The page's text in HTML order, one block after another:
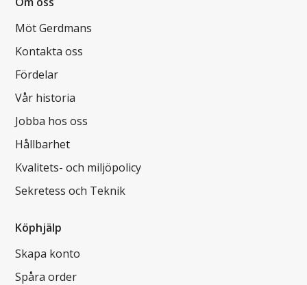
Möt Gerdmans
Kontakta oss
Fördelar
Vår historia
Jobba hos oss
Hållbarhet
Kvalitets- och miljöpolicy
Sekretess och Teknik
Köphjälp
Skapa konto
Spåra order